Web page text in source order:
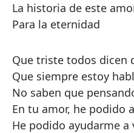
La historia de este
Para la eternidad
Que triste todos dicen
Que siempre estoy
No saben que
En tu amor, he podido
He podido ayudarme a